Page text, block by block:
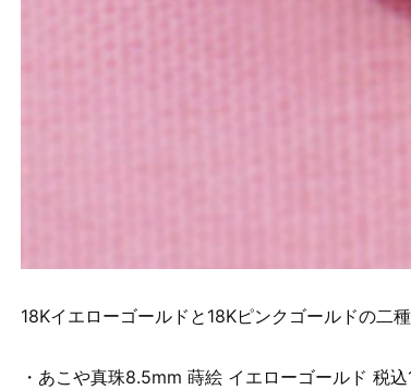
18Kイエローゴールドと18Kピンクゴールドの二
・あこや真珠8.5mm 蒔絵 イエローゴールド 税